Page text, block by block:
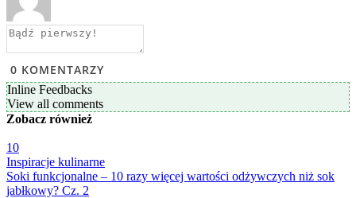
0 KOMENTARZY
Inline Feedbacks
View all comments
Zobacz również
10
Inspiracje kulinarne
Soki funkcjonalne – 10 razy więcej wartości odżywczych niż sok
jabłkowy? Cz. 2